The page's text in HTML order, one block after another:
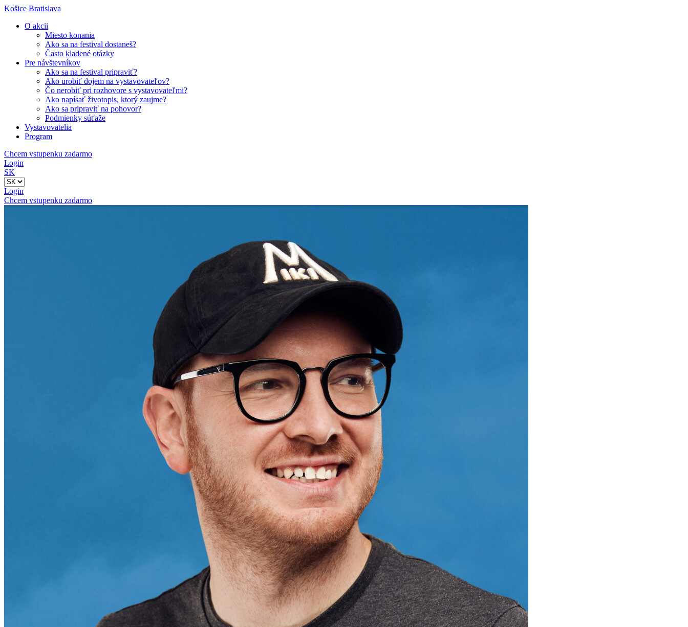
Košice Bratislava
O akcii
Miesto konania
Ako sa na festival dostaneš?
Často kladené otázky
Pre návštevníkov
Ako sa na festival pripraviť?
Ako urobiť dojem na vystavovateľov?
Čo nerobiť pri rozhovore s vystavovateľmi?
Ako napísať životopis, ktorý zaujme?
Ako sa pripraviť na pohovor?
Podmienky súťaže
Vystavovatelia
Program
Chcem vstupenku zadarmo
Login
SK
Login
Chcem vstupenku zadarmo